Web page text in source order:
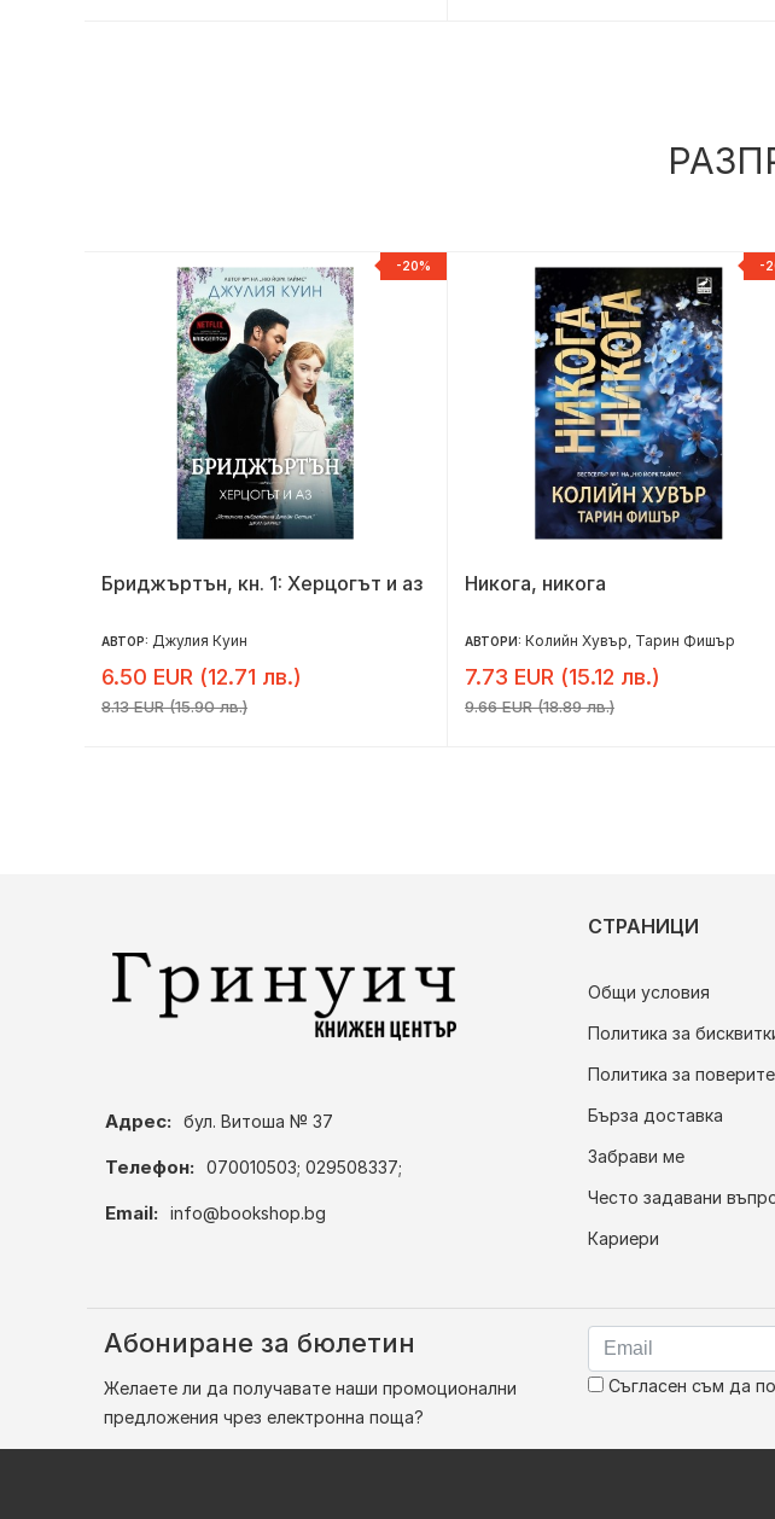
-20%
Бриджъртън, кн. 1: Херцогът и аз
АВТОР: Джулия Куин
6.50 EUR (12.71 лв.)
8.13 EUR (15.90 лв.)
-
Никога, никога
АВТОРИ: Колийн Хувър Тарин Фишър
7.73 EUR (15.12 лв.)
9.66 EUR (18.89 лв.)
Адрес: бул. Витоша № 37
Телефон: 070010503; 029508337;
Email: info@bookshop.bg
СТРАНИЦИ
Общи условия
Политика за
Политика за
Бърза доставка
Забрави ме
Често задавани
Кариери
Абониране за бюлетин
Желаете ли да получавате наши промоционални
предложения чрез електронна поща?
Съгласен съм да